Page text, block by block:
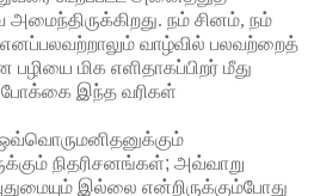
நம் சினம், நம்
வாழ்வில் பலவற்றைத்
மிக எளிதாகப்பிறர் மீது
இந்த வரிகள்
ஒவ்வொருமனிதனுக்கும்
நிதரிசனங்கள்; அவ்வாறு
இல்லை என்றிருக்கும்போது